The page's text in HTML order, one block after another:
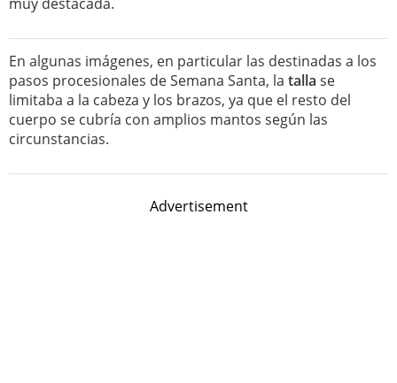
En algunas imágenes, en particular las destinadas a los
pasos procesionales de Semana Santa, la talla se
limitaba a la cabeza y los brazos, ya que el resto del
cuerpo se cubría con amplios mantos según las
circunstancias.
Advertisement